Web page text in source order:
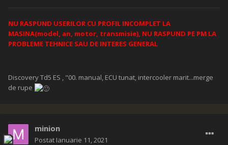
NU RASPUND USERILOR CU PROFIL INCOMPLET LA
MASINA(model, an, motor, transmisie), NU RASPUND PE PM LA
PROBLEME TEHNICE SAU DE INTERES GENERAL
Discovery Td5 ES , "00. manual, ECU tunat, intercooler marit...merge
de rupe
minion
Postat Ianuarie 11, 2021